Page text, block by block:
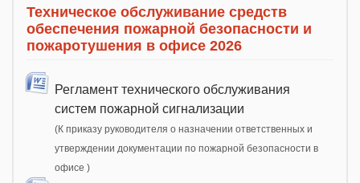
Техническое обслуживание средств
обеспечения пожарной безопасности и
пожаротушения в офисе 2026
Регламент технического обслуживания
систем пожарной сигнализации
(К приказу руководителя о назначении ответственных и
утверждении документации по пожарной безопасности в
офисе )